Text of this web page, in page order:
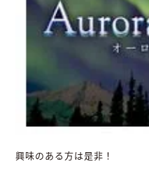
興味のある方は是非！